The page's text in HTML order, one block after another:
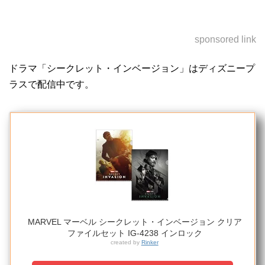
sponsored link
ドラマ「シークレット・インベージョン」はディズニープ
ラスで配信中です。
MARVEL マーベル シークレット・インベージョン クリア
ファイルセット IG-4238 インロック
created by Rinker